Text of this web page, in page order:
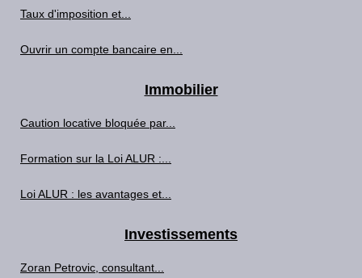
Taux d'imposition et...
Ouvrir un compte bancaire en...
Immobilier
Caution locative bloquée par...
Formation sur la Loi ALUR :...
Loi ALUR : les avantages et...
Investissements
Zoran Petrovic, consultant...